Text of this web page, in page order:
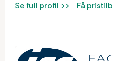
Se full profil >> Få